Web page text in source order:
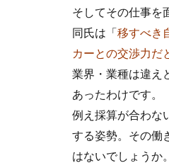
そしてその仕事を
同氏は「移すべき
カーとの交渉力だ
業界・業種は違え
あったわけです。
例え採算が合わな
する姿勢。その働
はないでしょうか。